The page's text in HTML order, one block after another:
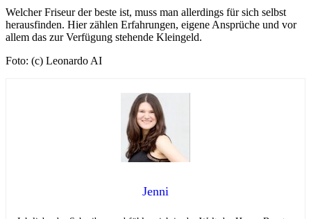
Welcher Friseur der beste ist, muss man allerdings für sich selbst
herausfinden. Hier zählen Erfahrungen, eigene Ansprüche und vor
allem das zur Verfügung stehende Kleingeld.
Foto: (c) Leonardo AI
Jenni